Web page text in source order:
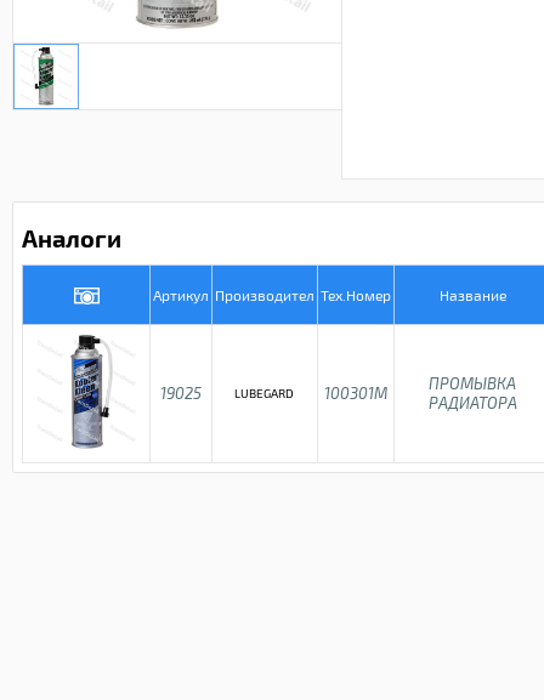
Аналоги
Артикул Производител Тех.Номер Название
19025 LUBEGARD 100301M
ПРОМЫВКА
РАДИАТОРА